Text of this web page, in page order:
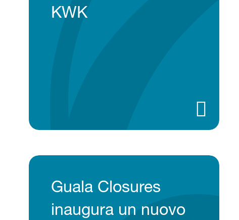
KWK
Guala Closures
inaugura un nuovo